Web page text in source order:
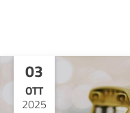
03
OTT
2025